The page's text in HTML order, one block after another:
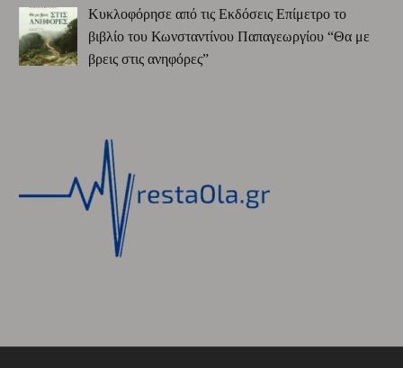
Κυκλοφόρησε από τις Εκδόσεις Επίμετρο το
βιβλίο του Κωνσταντίνου Παπαγεωργίου “Θα με
βρεις στις ανηφόρες”